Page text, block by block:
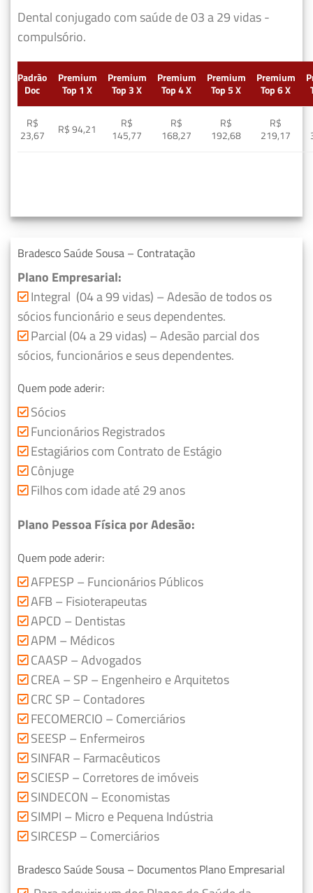
Dental conjugado com saúde de 03 a 29 vidas -
compulsório.
Padrão
Doc
Premium
Top 1 X
Premium
Top 3 X
Premium
Top 4 X
Premium
Top 5 X
Premium
Top 6 X
R$
23,67
R$ 94,21
R$
145,77
R$
168,27
R$
192,68
R$
219,17
Bradesco Saúde Sousa – Contratação
Plano Empresarial:
Integral (04 a 99 vidas) – Adesão de todos os
sócios funcionário e seus dependentes.
Parcial (04 a 29 vidas) – Adesão parcial dos
sócios, funcionários e seus dependentes.
Quem pode aderir:
Sócios
Funcionários Registrados
Estagiários com Contrato de Estágio
Cônjuge
Filhos com idade até 29 anos
Plano Pessoa Física por Adesão:
Quem pode aderir:
AFPESP – Funcionários Públicos
AFB – Fisioterapeutas
APCD – Dentistas
APM – Médicos
CAASP – Advogados
CREA – SP – Engenheiro e Arquitetos
CRC SP – Contadores
FECOMERCIO – Comerciários
SEESP – Enfermeiros
SINFAR – Farmacêuticos
SCIESP – Corretores de imóveis
SINDECON – Economistas
SIMPI – Micro e Pequena Indústria
SIRCESP – Comerciários
Bradesco Saúde Sousa – Documentos Plano Empresarial